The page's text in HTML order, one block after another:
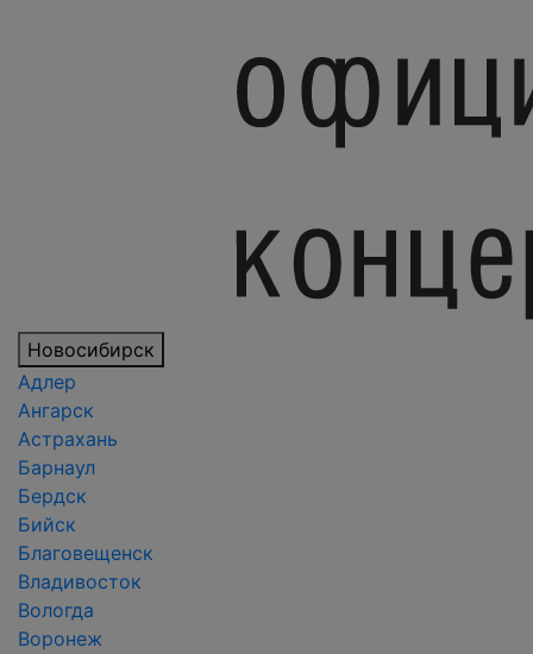
Новосибирск
Адлер
Ангарск
Астрахань
Барнаул
Бердск
Бийск
Благовещенск
Владивосток
Вологда
Воронеж